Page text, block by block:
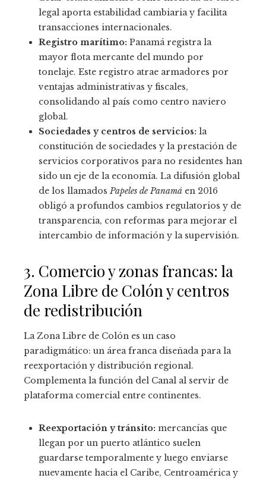
legal aporta estabilidad cambiaria y facilita
transacciones internacionales.
Registro marítimo: Panamá registra la
mayor flota mercante del mundo por
tonelaje. Este registro atrae armadores por
ventajas administrativas y fiscales,
consolidando al país como centro naviero
global.
Sociedades y centros de servicios: la
constitución de sociedades y la prestación de
servicios corporativos para no residentes han
sido un eje de la economía. La difusión global
de los llamadosPapeles de Panamá en 2016
obligó a profundos cambios regulatorios y de
transparencia, con reformas para mejorar el
intercambio de información y la supervisión.
3. Comercio y zonas francas: la
Zona Libre de Colón y centros
de redistribución
La Zona Libre de Colón es un caso
paradigmático: un área franca diseñada para la
reexportación y distribución regional.
Complementa la función del Canal al servir de
plataforma comercial entre continentes.
Reexportación y tránsito: mercancías que
llegan por un puerto atlántico suelen
guardarse temporalmente y luego enviarse
nuevamente hacia el Caribe, Centroamérica y